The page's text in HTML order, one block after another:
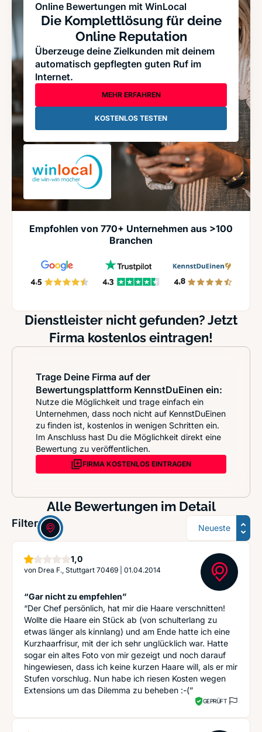
Online Bewertungen mit WinLocal
Die Komplettlösung für deine
Online Reputation
Überzeuge deine Zielkunden mit deinem
automatisch gepflegten guten Ruf im
Internet.
MEHR ERFAHREN
KOSTENLOS TESTEN
Empfohlen von 770+ Unternehmen aus >100
Branchen
Dienstleister nicht gefunden? Jetzt
Firma kostenlos eintragen!
Trage Deine Firma auf der
Bewertungsplattform KennstDuEinen ein:
Nutze die Möglichkeit und trage einfach ein
Unternehmen, dass noch nicht auf KennstDuEinen
zu finden ist, kostenlos in wenigen Schritten ein.
Im Anschluss hast Du die Möglichkeit direkt eine
Bewertung zu veröffentlichen.
FIRMA KOSTENLOS EINTRAGEN
Alle Bewertungen im Detail
Filter: Sortierung
1,0Stern
von Drea F., Stuttgart 70469 01.04.2014
“Gar nicht zu empfehlen”
“Der Chef persönlich, hat mir die Haare verschnitten!
Wollte die Haare ein Stück ab (von schulterlang zu
etwas länger als kinnlang) und am Ende hatte ich eine
Kurzhaarfrisur, mit der ich sehr unglücklich war. Hatte
sogar ein altes Foto von mir gezeigt und noch darauf
hingewiesen, dass ich keine kurzen Haare will, als er mir
Stufen vorschlug. Nun habe ich riesen Kosten wegen
Extensions um das Dilemma zu beheben :-(”
GEPRÜFT